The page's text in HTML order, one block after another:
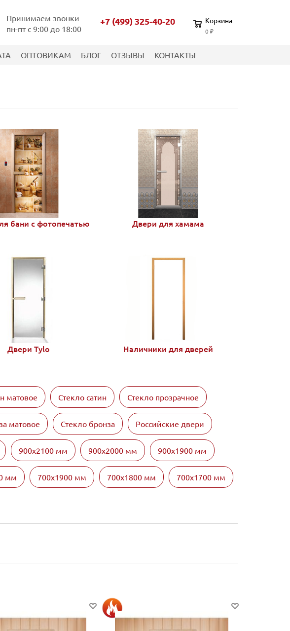
Принимаем звонки
пн-пт с 9:00 до 18:00
+7 (499) 325-40-20 Корзина
0 ₽
ОПТОВИКАМ БЛОГ ОТЗЫВЫ КОНТАКТЫ
бани с фотопечатью Двери для хамама
Двери Tylo Наличники для дверей
матовое Стекло сатин Стекло прозрачное
матовое Стекло бронза Российские двери
900х2100 мм 900х2000 мм 900х1900 мм
мм 700х1900 мм 700х1800 мм 700х1700 мм